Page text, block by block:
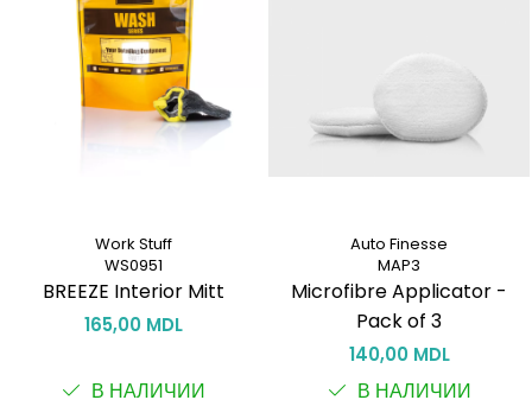
Work Stuff
WS0951
BREEZE Interior Mitt
165,00 MDL
В НАЛИЧИИ
Auto Finesse
MAP3
Microfibre Applicator -
Pack of 3
140,00 MDL
В НАЛИЧИИ